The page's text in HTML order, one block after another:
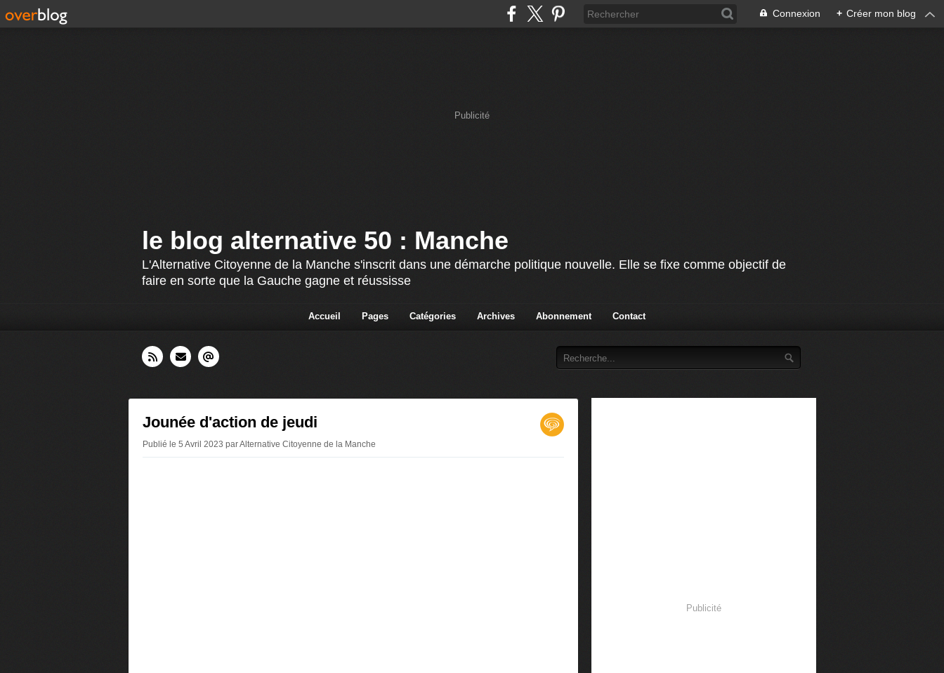
Connexion + Créer mon blog
Publicité
le blog alternative 50 : Manche
L'Alternative Citoyenne de la Manche s'inscrit dans une démarche politique nouvelle. Elle se fixe comme objectif de
faire en sorte que la Gauche gagne et réussisse
Accueil Pages Catégories Archives Abonnement Contact
Jounée d'action de jeudi
Publié le 5 Avril 2023 par Alternative Citoyenne de la Manche
Publicité